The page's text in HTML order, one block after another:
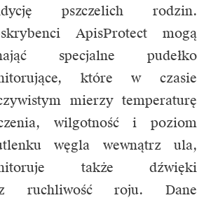
pszczelich rodzin.
ApisProtect mogą
specjalne pudełko
które w czasie
mierzy temperaturę
wilgotność i poziom
węgla wewnątrz ula,
także dźwięki
ruchliwość roju. Dane